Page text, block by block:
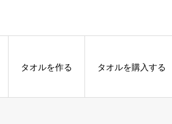
タオルを作る タオルを購入する